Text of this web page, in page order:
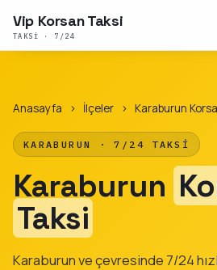
Vip Korsan Taksi
TAKSI · 7/24
Anasayfa › İlçeler › Karaburun
KARABURUN · 7/24 TAKSI
Karaburun
Taksi
Karaburun ve çevresinde 7/24